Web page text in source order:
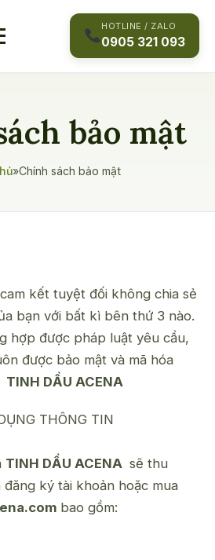
HOTLINE / ZALO
0905 321 093
bảo mật
»Chính sách bảo mật
cam kết tuyệt đối không chia sẻ
bạn với bất kì bên thứ 3 nào.
hợp được pháp luật yêu cầu,
được bảo mật và mã hóa
TINH DẦU ACENA
THÔNG TIN
TINH DẦU ACENA sẽ thu
ký tài khoản hoặc mua
bao gồm: